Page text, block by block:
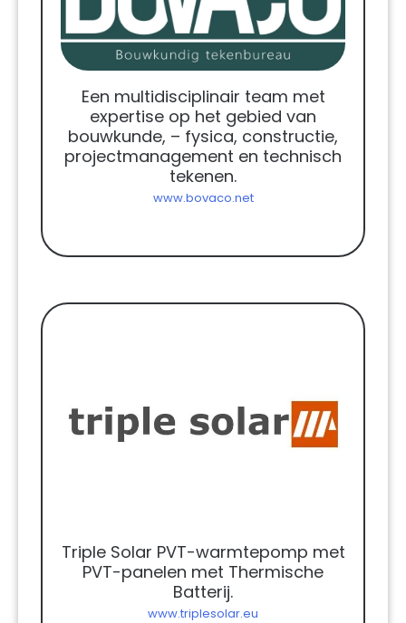
Een multidisciplinair team met
expertise op het gebied van
bouwkunde, – fysica, constructie,
projectmanagement en technisch
tekenen.
www.bovaco.net
Triple Solar PVT-warmtepomp met
PVT-panelen met Thermische
Batterij.
www.triplesolar.eu